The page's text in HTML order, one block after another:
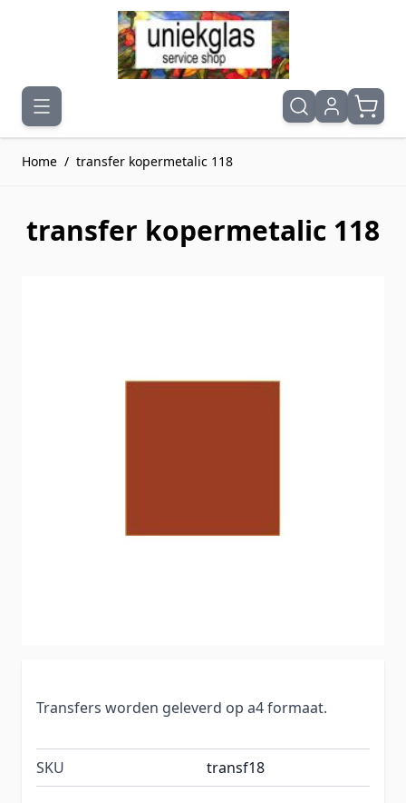
Ga naar de inhoud
Home / transfer kopermetalic 118
transfer kopermetalic 118
Transfers worden geleverd op a4 formaat.
SKU transf18